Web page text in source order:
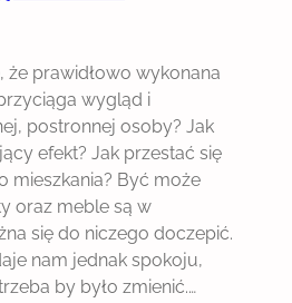
że prawidłowo wykonana
wygląd i
postronnej osoby? Jak
efekt? Jak przestać się
mieszkania? Być może
oraz meble są w
się do niczego doczepić.
nam jednak spokoju,
by było zmienić.…